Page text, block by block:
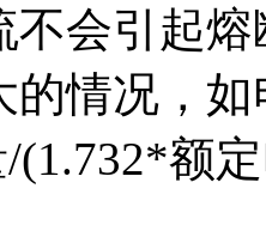
不会引起
的情况，
(1.732*额